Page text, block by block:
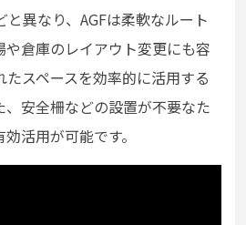
異なり、AGFは柔軟なルート
や倉庫のレイアウト変更にも容
スペースを効率的に活用する
、安全柵などの設置が不要なた
活用が可能です。